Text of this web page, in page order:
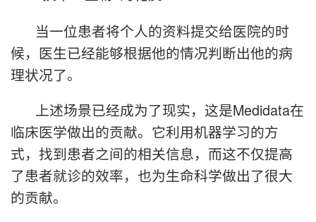
当一位患者将个人的资料提交给医院的时
候，医生已经能够根据他的情况判断出他的病
理状况了。
上述场景已经成为了现实，这是Medidata在
临床医学做出的贡献。它利用机器学习的方
式，找到患者之间的相关信息，而这不仅提高
了患者就诊的效率，也为生命科学做出了很大
的贡献。